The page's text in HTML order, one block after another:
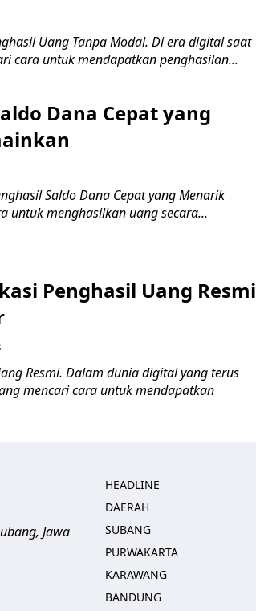
Uang Tanpa Modal. Di era digital saat
cara untuk mendapatkan penghasilan...
Dana Cepat yang
Saldo Dana Cepat yang Menarik
untuk menghasilkan uang secara...
Penghasil Uang Resmi
Resmi. Dalam dunia digital yang terus
mencari cara untuk mendapatkan
Jawa
HEADLINE
DAERAH
SUBANG
PURWAKARTA
KARAWANG
BANDUNG